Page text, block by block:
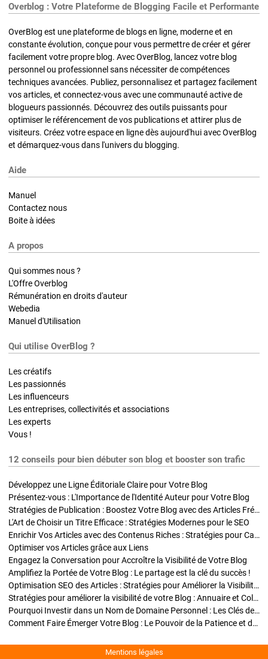
Overblog : Votre Plateforme de Blogging Facile et Performante
OverBlog est une plateforme de blogs en ligne, moderne et en
constante évolution, conçue pour vous permettre de créer et gérer
facilement votre propre blog. Avec OverBlog, lancez votre blog
personnel ou professionnel sans nécessiter de compétences
techniques avancées. Publiez, personnalisez et partagez facilement
vos articles, et connectez-vous avec une communauté active de
blogueurs passionnés. Découvrez des outils puissants pour
optimiser le référencement de vos publications et attirer plus de
visiteurs. Créez votre espace en ligne dès aujourd'hui avec OverBlog
et démarquez-vous dans l'univers du blogging.
Aide
Manuel
Contactez nous
Boite à idées
A propos
Qui sommes nous ?
L'Offre Overblog
Rémunération en droits d'auteur
Webedia
Manuel d'Utilisation
Qui utilise OverBlog ?
Les créatifs
Les passionnés
Les influenceurs
Les entreprises, collectivités et associations
Les experts
Vous !
12 conseils pour bien débuter son blog et booster son trafic
Développez une Ligne Éditoriale Claire pour Votre Blog
Présentez-vous : L'Importance de l'Identité Auteur pour Votre Blog
Stratégies de Publication : Boostez Votre Blog avec des Articles Fréquents et Exclusifs
L'Art de Choisir un Titre Efficace : Stratégies Modernes pour le SEO
Enrichir Vos Articles avec des Contenus Riches : Stratégies pour Captiver et Optimiser
Optimiser vos Articles grâce aux Liens
Engagez la Conversation pour Accroître la Visibilité de Votre Blog
Amplifiez la Portée de Votre Blog : Le partage est la clé du succès !
Optimisation SEO des Articles : Stratégies pour Améliorer la Visibilité de Votre Blog
Stratégies pour améliorer la visibilité de votre Blog : Annuaire et Collaborations
Pourquoi Investir dans un Nom de Domaine Personnel : Les Clés de la Réussite de Votre Blog
Comment Faire Émerger Votre Blog : Le Pouvoir de la Patience et de la Persévérance
Mentions légales